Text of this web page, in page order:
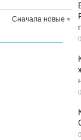
Сначала новые